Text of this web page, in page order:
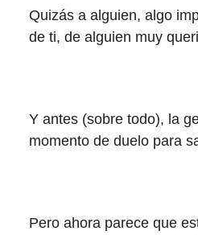
Quizás a alguien, algo
de ti, de alguien muy
Y antes (sobre todo), la
momento de duelo para
Pero ahora parece que